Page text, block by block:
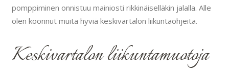
pomppiminen onnistuu mainiosti rikkinäiselläkin jalalla. Alle
olen koonnut muita hyviä keskivartalon liikuntaohjeita.
Keskivartalon liikuntamuotoja